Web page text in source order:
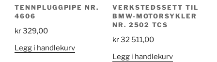
TENNPLUGGPIPE NR.
4606
kr329,00
Legg i handlekurv
VERKSTEDSSETT TIL
BMW-MOTORSYKLER
NR. 2502 TCS
kr32 511,00
Legg i handlekurv